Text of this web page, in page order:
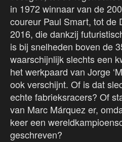
in 1972 winnaar van de
coureur Paul Smart, tot de
2016, die dankzij
is bij snelheden boven de
waarschijnlijk slechts een
het werkpaard van Jorge
ook verschijnt. Of is dat
echte fabrieksracers? Of
van Marc Márquez er,
keer een
geschreven?